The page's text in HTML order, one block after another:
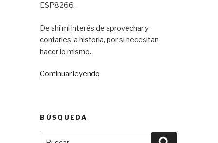
ESP8266.
De ahí mi interés de aprovechar y
contarles la historia, por si necesitan
hacer lo mismo.
Continuar leyendo
digital»
BÚSQUEDA